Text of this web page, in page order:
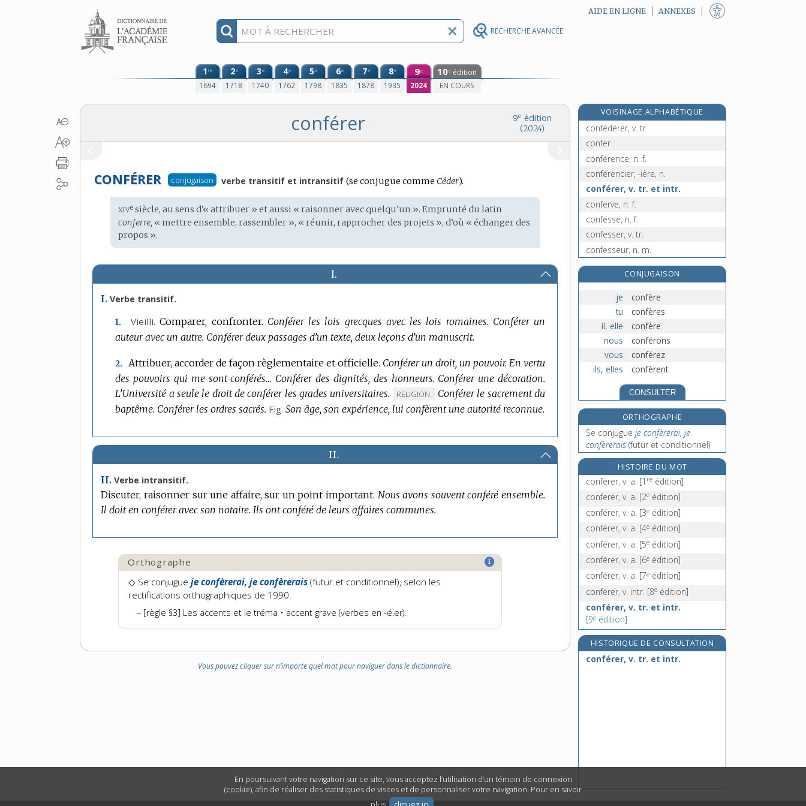
En poursuivant votre navigation sur ce site, vous acceptez l’utilisation d’un témoin de connexion
(cookie), afin de réaliser des statistiques de visites et de personnaliser votre navigation. Pour en savoir
RECHERCHE AVANCÉE
Aller au contenu AIDE EN LIGNE ANNEXES
1re
1694
2e
1718
3e
1740
4e
1762
5e
1798
6e
1835
7e
1878
8e
1935
9e
2024
10e édition
EN COURS
9e édition
(2024)
conférer
CONFÉRER conjugaison verbe transitif et intransitif Conjugaison
(se conjugue comme Céder).
Étymologie
:
xive siècle, au sens d’« attribuer » et aussi « raisonner avec quelqu’un ». Emprunté dulatin
conferre, « mettre ensemble, rassembler », « réunir, rapprocher des projets », d’où « échanger des
propos ».
I.
I. Verbe transitif.
1. Vieilli. Comparer, confronter. Conférer les lois grecques avec les lois romaines. Conférer un
auteur avec un autre. Conférer deux passages d’un texte, deux leçons d’un manuscrit.
2. Attribuer, accorder de façon règlementaire et officielle. Conférer un droit, un pouvoir. En vertu
des pouvoirs qui me sont conférés… Conférer des dignités, des honneurs. Conférer une décoration.
L’Université a seule le droit de conférer les grades universitaires.
MARQUE
DE
:
RELIGION.
Conférer le sacrement du
baptême. Conférer les ordres sacrés. Fig. Son âge, son expérience, lui confèrent une autorité reconnue.
II.
II. Verbe intransitif.
Discuter, raisonner sur une affaire, sur un point important. Nous avons souvent conféré ensemble.
Il doit en conférer avec son notaire. Ils ont conféré de leurs affaires communes.
Orthographe
◇ Se conjugue je confèrerai, je confèrerais (futur et conditionnel), selon les
rectifications orthographiques de 1990.
[règle §3] Les accents et le tréma • accent grave (verbes en ‑é.er).
Vous pouvez cliquer sur n’importe quel mot pour naviguer dans le dictionnaire.
VOISINAGE ALPHABÉTIQUE
confédéré, -ée, adj.
confédérer, v. tr.
confer
conférence, n. f.
conférencier, -ière, n.
conférer, v. tr. et intr.
conferve, n. f.
confesse, n. f.
confesser, v. tr.
confesseur, n. m.
confession, n. f.
confessionnal, n. m.
confessionnel, -elle, adj.
confetti, n. m.
confiance, n. f.
CONJUGAISON
je
confère
tu
confères
il, elle
confère
nous
conférons
vous
conférez
ils, elles
confèrent
CONSULTER
ORTHOGRAPHE
Se conjugue je confèrerai, je
confèrerais (futur et conditionnel)
HISTOIRE DU MOT
conferer, v. a. [1 re édition]
conferer, v. a. [2e édition]
conférer, v. a. [3e édition]
conférer, v. a. [4e édition]
conférer, v. a. [5e édition]
conférer, v. a. [6e édition]
conférer, v. a. [7e édition]
conférer, v. intr. [8e édition]
conférer, v. tr. et intr.
[9e édition]
HISTORIQUE DE CONSULTATION
conférer, v. tr. et intr.